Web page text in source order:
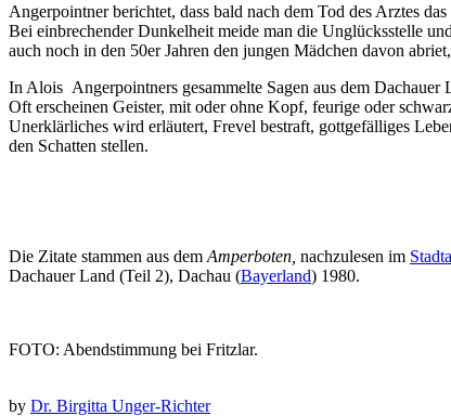
Angerpointner berichtet, dass bald nach dem Tod des Arztes
Bei einbrechender Dunkelheit meide man die Unglücksstelle
auch noch in den 50er Jahren den jungen Mädchen davon
In Alois Angerpointners gesammelte Sagen aus dem
Oft erscheinen Geister, mit oder ohne Kopf, feurige oder
Unerklärliches wird erläutert, Frevel bestraft, gottgefälliges
den Schatten stellen.
Die Zitate stammen aus dem Amperboten, nachzulesen im
Dachauer Land (Teil 2), Dachau (Bayerland) 1980.
FOTO: Abendstimmung bei Fritzlar.
by Dr. Birgitta Unger-Richter